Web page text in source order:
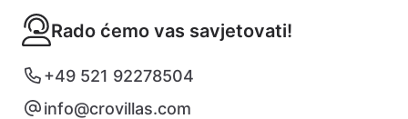
Rado ćemo vas savjetovati!
+49 521 92278504
info@crovillas.com